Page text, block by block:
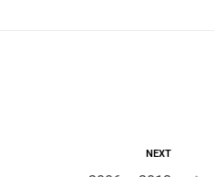
NEXT